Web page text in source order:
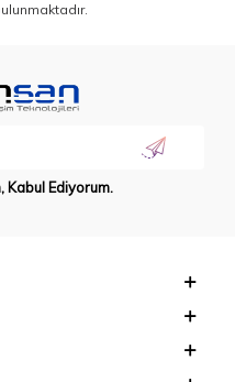
Kabul Ediyorum.